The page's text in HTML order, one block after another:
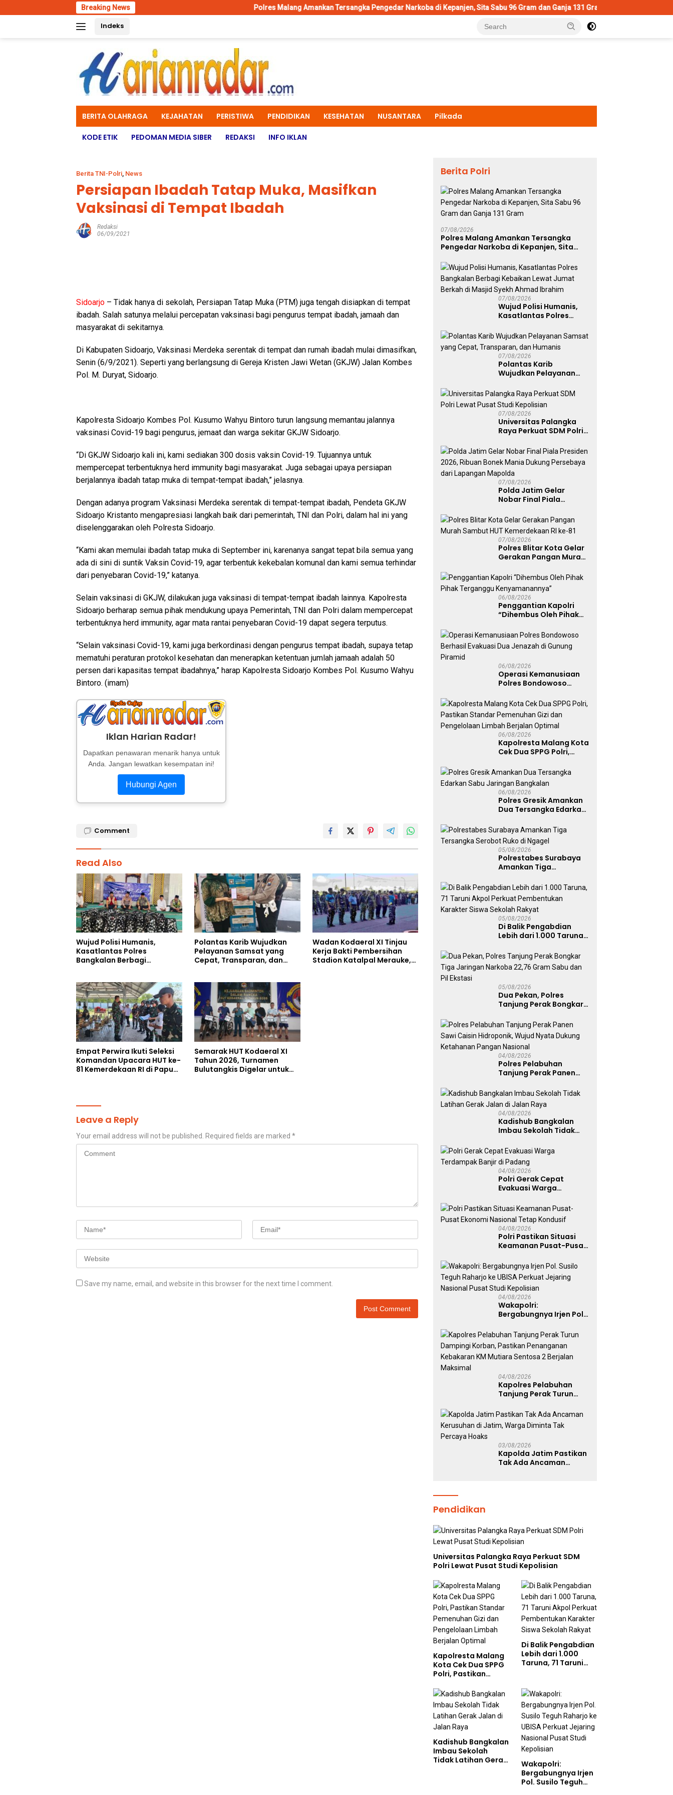
to
Breaking News Polres Malang Amankan Tersangka Pengedar Narkoba di Kepanjen, Sita Sabu 96 Gram dan Ganja 131 Gram Wujud Polisi Humanis,
Indeks
BERITA OLAHRAGA KEJAHATAN PERISTIWA PENDIDIKAN KESEHATAN NUSANTARA Pilkada
KODE ETIK PEDOMAN MEDIA SIBER REDAKSI INFO IKLAN
Berita TNI-Polri, News
Persiapan Ibadah Tatap Muka, Masifkan
Vaksinasi di Tempat Ibadah
Redaksi
06/09/2021
Sidoarjo – Tidak hanya di sekolah, Persiapan Tatap Muka (PTM) juga tengah disiapkan di tempat
ibadah. Salah satunya melalui percepatan vaksinasi bagi pengurus tempat ibadah, jamaah dan
masyarakat di sekitarnya.
Di Kabupaten Sidoarjo, Vaksinasi Merdeka serentak di tempat dan rumah ibadah mulai dimasifkan,
Senin (6/9/2021). Seperti yang berlangsung di Gereja Kristen Jawi Wetan (GKJW) Jalan Kombes
Pol. M. Duryat, Sidoarjo.
Kapolresta Sidoarjo Kombes Pol. Kusumo Wahyu Bintoro turun langsung memantau jalannya
vaksinasi Covid-19 bagi pengurus, jemaat dan warga sekitar GKJW Sidoarjo.
“Di GKJW Sidoarjo kali ini, kami sediakan 300 dosis vaksin Covid-19. Tujuannya untuk
mempercepat terbentuknya herd immunity bagi masyarakat. Juga sebagai upaya persiapan
berjalannya ibadah tatap muka di tempat-tempat ibadah,” jelasnya.
Dengan adanya program Vaksinasi Merdeka serentak di tempat-tempat ibadah, Pendeta GKJW
Sidoarjo Kristanto mengapresiasi langkah baik dari pemerintah, TNI dan Polri, dalam hal ini yang
diselenggarakan oleh Polresta Sidoarjo.
“Kami akan memulai ibadah tatap muka di September ini, karenanya sangat tepat bila semua yang
ada di sini di suntik Vaksin Covid-19, agar terbentuk kekebalan komunal dan kami semua terhindar
dari penyebaran Covid-19,” katanya.
Selain vaksinasi di GKJW, dilakukan juga vaksinasi di tempat-tempat ibadah lainnya. Kapolresta
Sidoarjo berharap semua pihak mendukung upaya Pemerintah, TNI dan Polri dalam mempercepat
terbentuknya herd immunity, agar mata rantai penyebaran Covid-19 dapat segera terputus.
“Selain vaksinasi Covid-19, kami juga berkordinasi dengan pengurus tempat ibadah, supaya tetap
mematuhi peraturan protokol kesehatan dan menerapkan ketentuan jumlah jamaah adalah 50
persen dari kapasitas tempat ibadahnya,” harap Kapolresta Sidoarjo Kombes Pol. Kusumo Wahyu
Bintoro. (imam)
Iklan Harian Radar!
Dapatkan penawaran menarik hanya untuk
Anda. Jangan lewatkan kesempatan ini!
Hubungi Agen
Comment
Read Also
Wujud Polisi Humanis,
Kasatlantas Polres
Bangkalan Berbagi
Ahmad Ibrahim
Polantas Karib Wujudkan
Pelayanan Samsat yang
Cepat, Transparan, dan
Wadan Kodaeral XI Tinjau
Kerja Bakti Pembersihan
Stadion Katalpal Merauke,
Empat Perwira Ikuti Seleksi
Komandan Upacara HUT ke-
81 Kemerdekaan RI di Papua
Semarak HUT Kodaeral XI
Tahun 2026, Turnamen
Bulutangkis Digelar untuk
Leave a Reply
Your email address will not be published. Required fields are marked *
Save my name, email, and website in this browser for the next time I comment.
Berita Polri
07/08/2026
Polres Malang Amankan Tersangka
Pengedar Narkoba di Kepanjen, Sita
07/08/2026
Wujud Polisi Humanis,
Kasatlantas Polres
Kebaikan Lewat Jumat
Berkah di Masjid Syekh
Ahmad Ibrahim
07/08/2026
Polantas Karib
Wujudkan Pelayanan
Transparan, dan
Humanis
07/08/2026
Universitas Palangka
Raya Perkuat SDM Polri
Kepolisian
07/08/2026
Polda Jatim Gelar
Nobar Final Piala
Bonek Mania Dukung
Persebaya dari
Lapangan Mapolda
07/08/2026
Polres Blitar Kota Gelar
Gerakan Pangan Murah
Kemerdekaan RI ke-81
06/08/2026
Penggantian Kapolri
“Dihembus Oleh Pihak
Kenyamanannya”
06/08/2026
Operasi Kemanusiaan
Polres Bondowoso
Jenazah di Gunung
Piramid
06/08/2026
Kapolresta Malang Kota
Cek Dua SPPG Polri,
Pemenuhan Gizi dan
Pengelolaan Limbah
Berjalan Optimal
06/08/2026
Polres Gresik Amankan
Dua Tersangka Edarkan
Bangkalan
05/08/2026
Polrestabes Surabaya
Amankan Tiga
Ruko di Ngagel
05/08/2026
Di Balik Pengabdian
Lebih dari 1.000 Taruna,
Pembentukan Karakter
Siswa Sekolah Rakyat
05/08/2026
Dua Pekan, Polres
Tanjung Perak Bongkar
22,76 Gram Sabu dan Pil
Ekstasi
04/08/2026
Polres Pelabuhan
Tanjung Perak Panen
Wujud Nyata Dukung
Ketahanan Pangan
Nasional
04/08/2026
Kadishub Bangkalan
Imbau Sekolah Tidak
Jalan Raya
04/08/2026
Polri Gerak Cepat
Evakuasi Warga
Padang
04/08/2026
Polri Pastikan Situasi
Keamanan Pusat-Pusat
Kondusif
04/08/2026
Wakapolri:
Bergabungnya Irjen Pol.
UBISA Perkuat Jejaring
Nasional Pusat Studi
Kepolisian
04/08/2026
Kapolres Pelabuhan
Tanjung Perak Turun
Pastikan Penanganan
Kebakaran KM Mutiara
Sentosa 2 Berjalan
03/08/2026
Kapolda Jatim Pastikan
Tak Ada Ancaman
Pendidikan
Universitas Palangka Raya Perkuat SDM
Polri Lewat Pusat Studi Kepolisian
Kapolresta Malang
Kota Cek Dua SPPG
Polri, Pastikan
Gizi dan
Pengelolaan Limbah
Berjalan Optimal
Di Balik Pengabdian
Lebih dari 1.000
Taruna, 71 Taruni
Karakter Siswa
Sekolah Rakyat
Kadishub Bangkalan
Imbau Sekolah
Tidak Latihan Gerak
Wakapolri:
Bergabungnya Irjen
Pol. Susilo Teguh